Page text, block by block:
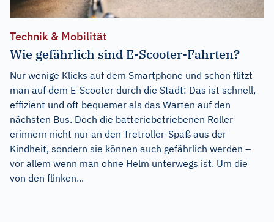
Technik & Mobilität
Wie gefährlich sind E-Scooter-Fahrten?
Nur wenige Klicks auf dem Smartphone und schon flitzt
man auf dem E-Scooter durch die Stadt: Das ist schnell,
effizient und oft bequemer als das Warten auf den
nächsten Bus. Doch die batteriebetriebenen Roller
erinnern nicht nur an den Tretroller-Spaß aus der
Kindheit, sondern sie können auch gefährlich werden –
vor allem wenn man ohne Helm unterwegs ist. Um die
von den flinken...